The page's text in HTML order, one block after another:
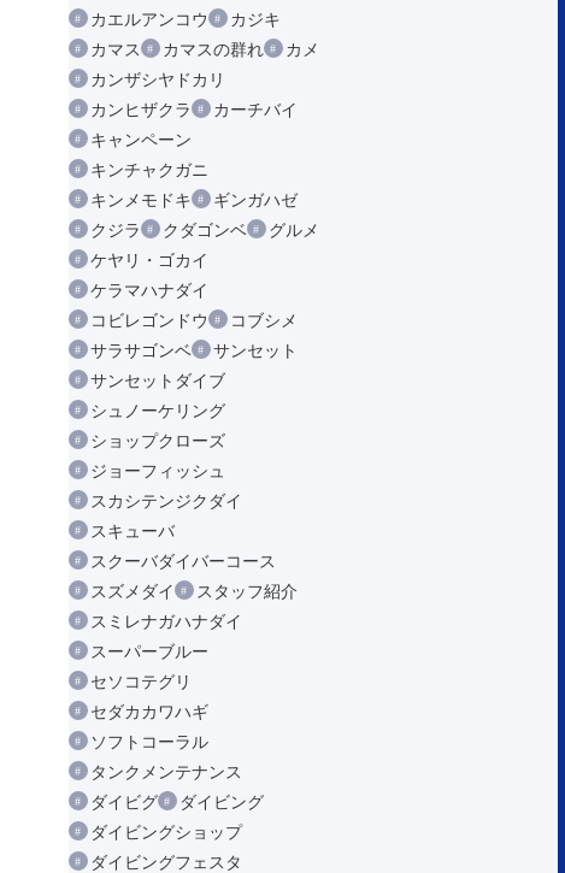
カエルアンコウ
カジキ
カマス
カマスの群れ
カメ
カンザシヤドカリ
カンヒザクラ
カーチバイ
キャンペーン
キンチャクガニ
キンメモドキ
ギンガハゼ
クジラ
クダゴンベ
グルメ
ケヤリ・ゴカイ
ケラマハナダイ
コビレゴンドウ
コブシメ
サラサゴンベ
サンセット
サンセットダイブ
シュノーケリング
ショップクローズ
ジョーフィッシュ
スカシテンジクダイ
スキューバ
スクーバダイバーコース
スズメダイ
スタッフ紹介
スミレナガハナダイ
スーパーブルー
セソコテグリ
セダカカワハギ
ソフトコーラル
タンクメンテナンス
ダイビグ
ダイビング
ダイビングショップ
ダイビングフェスタ